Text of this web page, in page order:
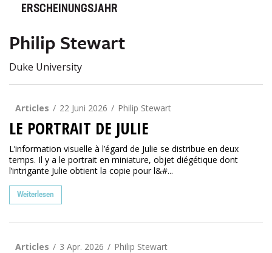
ERSCHEINUNGSJAHR
Philip Stewart
Duke University
Articles 22 Juni 2026 Philip Stewart
LE PORTRAIT DE JULIE
L’information visuelle à l’égard de Julie se distribue en deux
temps. Il y a le portrait en miniature, objet diégétique dont
l’intrigante Julie obtient la copie pour l&#...
Weiterlesen
Articles 3 Apr. 2026 Philip Stewart